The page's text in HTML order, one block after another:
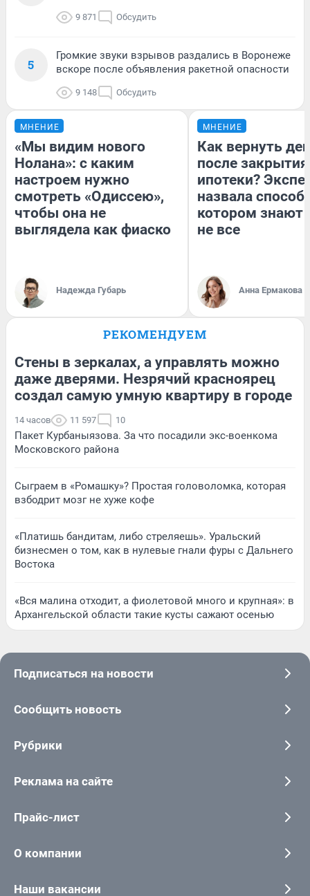
9 871 Обсудить
5
Громкие звуки взрывов раздались в Воронеже
вскоре после объявления ракетной опасности
9 148 Обсудить
МНЕНИЕ
«Мы видим нового
Нолана»: с каким
настроем нужно
смотреть «Одиссею»,
чтобы она не
выглядела как фиаско
Надежда Губарь
МНЕНИЕ
Как вернуть
после закрытия
ипотеки?
назвала
котором знают
не все
Анна Ермакова
РЕКОМЕНДУЕМ
Стены в зеркалах, а управлять можно
даже дверями. Незрячий красноярец
создал самую умную квартиру в городе
14 часов 11 597 10
Пакет Курбаныязова. За что посадили экс-военкома
Московского района
Сыграем в «Ромашку»? Простая головоломка, которая
взбодрит мозг не хуже кофе
«Платишь бандитам, либо стреляешь». Уральский
бизнесмен о том, как в нулевые гнали фуры с Дальнего
Востока
«Вся малина отходит, а фиолетовой много и крупная»: в
Архангельской области такие кусты сажают осенью
Подписаться на новости
Сообщить новость
Рубрики
Реклама на сайте
Прайс-лист
О компании
Наши вакансии